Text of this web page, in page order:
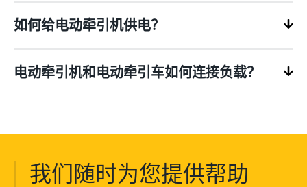
如何给电动牵引机供电？
电动牵引机和电动牵引车如何连接负载？
我们随时为您提供帮助